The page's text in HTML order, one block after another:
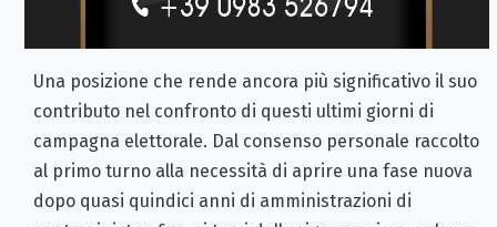
Una posizione che rende ancora più significativo il suo
contributo nel confronto di questi ultimi giorni di
campagna elettorale. Dal consenso personale raccolto
al primo turno alla necessità di aprire una fase nuova
dopo quasi quindici anni di amministrazioni di